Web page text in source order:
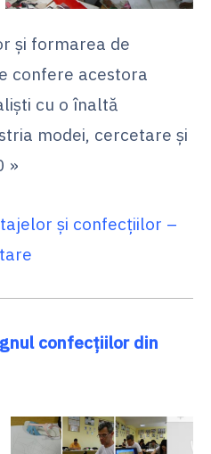
şi formarea de
confere acestora
cu o înaltă
modei, cercetare și
»
şi confecţiilor –
confecţiilor din